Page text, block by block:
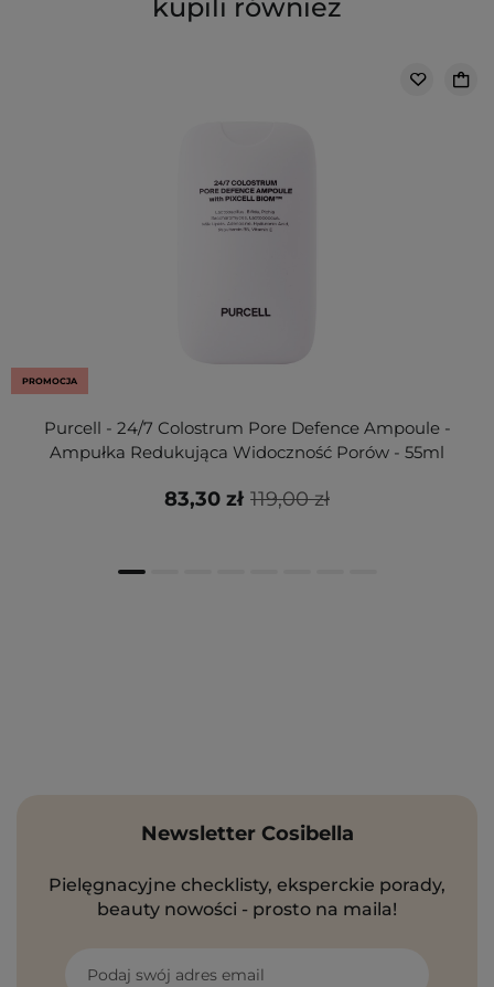
kupili również
PROMOCJA
Purcell - 24/7 Colostrum Pore Defence Ampoule -
Ampułka Redukująca Widoczność Porów - 55ml
119,00 zł
83,30 zł
Newsletter Cosibella
Pielęgnacyjne checklisty, eksperckie porady,
beauty nowości - prosto na maila!
Podaj swój adres email